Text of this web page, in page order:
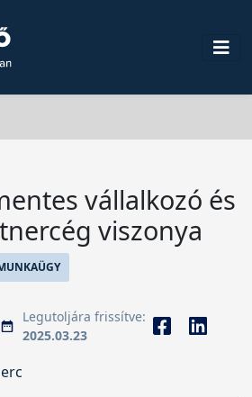
vállalkozó és
viszonya
Legutoljára frissítve:
2025.03.23